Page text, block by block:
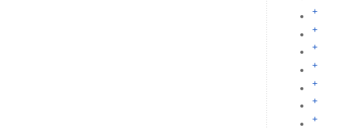
+
+
+
+
+
+
+